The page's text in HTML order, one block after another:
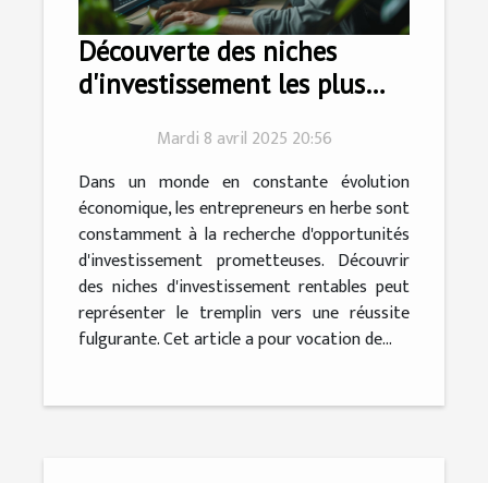
Découverte des niches
d'investissement les plus
entrepreneurs en herbe
Mardi 8 avril 2025 20:56
Dans un monde en constante évolution
économique, les entrepreneurs en herbe sont
constamment à la recherche d'opportunités
d'investissement prometteuses. Découvrir
des niches d'investissement rentables peut
représenter le tremplin vers une réussite
fulgurante. Cet article a pour vocation de...